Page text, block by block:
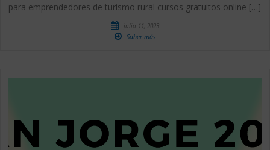
para emprendedores de turismo rural cursos gratuitos online […]
julio 11, 2023
Saber más